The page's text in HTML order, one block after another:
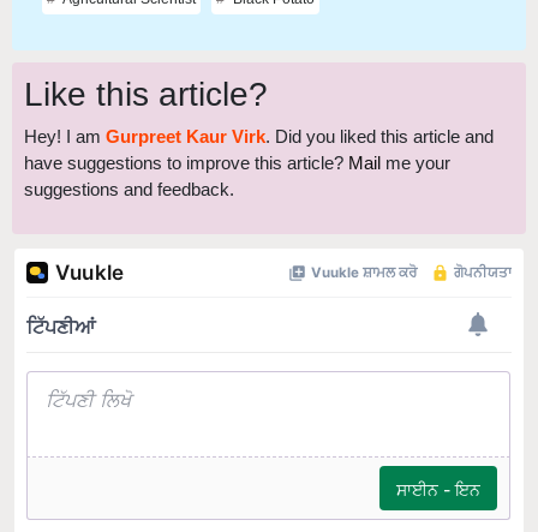
Like this article?
Hey! I am Gurpreet Kaur Virk. Did you liked this article and
have suggestions to improve this article? Mail me your
suggestions and feedback.